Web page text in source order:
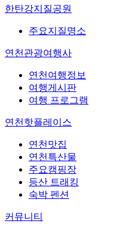
한탄강지질공원
주요지질명소
연천관광여행사
연천여행정보
여행게시판
여행 프로그램
연천핫플레이스
연천맛집
연천특산물
주요캠핑장
등산 트래킹
숙박 펜션
커뮤니티